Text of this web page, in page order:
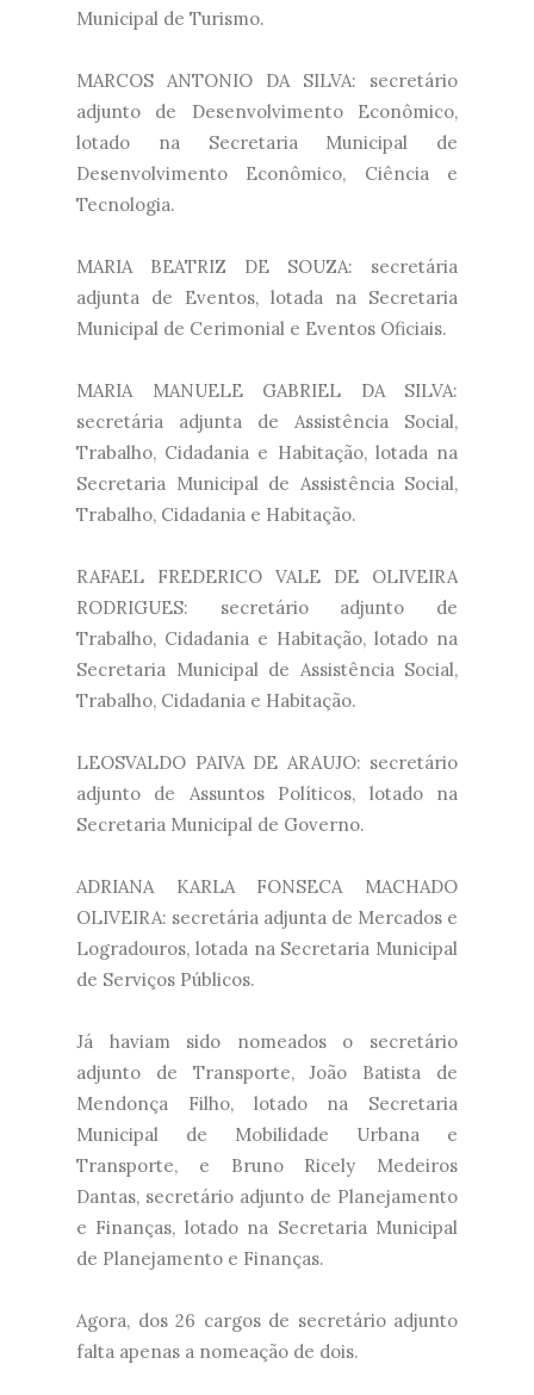
Municipal de Turismo.
MARCOS ANTONIO DA SILVA: secretário
adjunto de Desenvolvimento Econômico,
lotado na Secretaria Municipal de
Desenvolvimento Econômico, Ciência e
Tecnologia.
MARIA BEATRIZ DE SOUZA: secretária
adjunta de Eventos, lotada na Secretaria
Municipal de Cerimonial e Eventos Oficiais.
MARIA MANUELE GABRIEL DA SILVA:
secretária adjunta de Assistência Social,
Trabalho, Cidadania e Habitação, lotada na
Secretaria Municipal de Assistência Social,
Trabalho, Cidadania e Habitação.
RAFAEL FREDERICO VALE DE OLIVEIRA
RODRIGUES: secretário adjunto de
Trabalho, Cidadania e Habitação, lotado na
Secretaria Municipal de Assistência Social,
Trabalho, Cidadania e Habitação.
LEOSVALDO PAIVA DE ARAUJO: secretário
adjunto de Assuntos Políticos, lotado na
Secretaria Municipal de Governo.
ADRIANA KARLA FONSECA MACHADO
OLIVEIRA: secretária adjunta de Mercados e
Logradouros, lotada na Secretaria Municipal
de Serviços Públicos.
Já haviam sido nomeados o secretário
adjunto de Transporte, João Batista de
Mendonça Filho, lotado na Secretaria
Municipal de Mobilidade Urbana e
Transporte, e Bruno Ricely Medeiros
Dantas, secretário adjunto de Planejamento
e Finanças, lotado na Secretaria Municipal
de Planejamento e Finanças.
Agora, dos 26 cargos de secretário adjunto
falta apenas a nomeação de dois.